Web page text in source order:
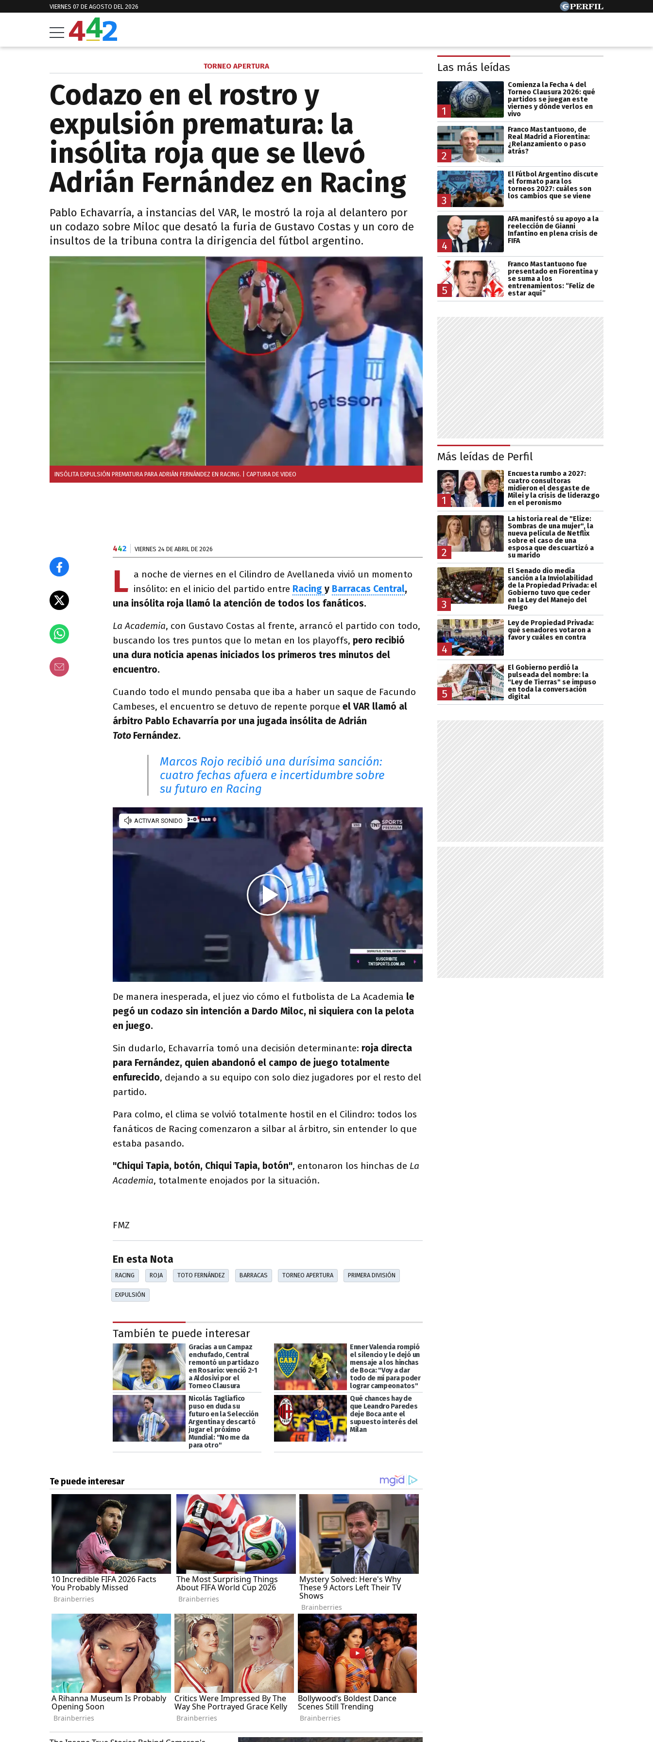
VIERNES 07 DE AGOSTO DEL 2026
TORNEO APERTURA
Codazo en el rostro y
expulsión prematura: la
insólita roja que se llevó
Adrián Fernández en Racing
Pablo Echavarría, a instancias del VAR, le mostró la roja al delantero por
un codazo sobre Miloc que desató la furia de Gustavo Costas y un coro de
insultos de la tribuna contra la dirigencia del fútbol argentino.
INSÓLITA EXPULSIÓN PREMATURA PARA ADRIÁN FERNÁNDEZ EN RACING. | CAPTURA DE VIDEO
442 VIERNES 24 DE ABRIL DE 2026
L a noche de viernes en el Cilindro de Avellaneda vivió un momento
insólito: en el inicio del partido entre Racing y Barracas Central,
una insólita roja llamó la atención de todos los fanáticos.
La Academia, con Gustavo Costas al frente, arrancó el partido con todo,
buscando los tres puntos que lo metan en los playoffs, pero recibió
una dura noticia apenas iniciados los primeros tres minutos del
encuentro.
Cuando todo el mundo pensaba que iba a haber un saque de Facundo
Cambeses, el encuentro se detuvo de repente porque el VAR llamó al
árbitro Pablo Echavarría por una jugada insólita de Adrián
Toto Fernández.
Marcos Rojo recibió una durísima sanción:
cuatro fechas afuera e incertidumbre sobre
su futuro en Racing
De manera inesperada, el juez vio cómo el futbolista de La Academia le
pegó un codazo sin intención a Dardo Miloc, ni siquiera con la pelota
en juego.
Sin dudarlo, Echavarría tomó una decisión determinante: roja directa
para Fernández, quien abandonó el campo de juego totalmente
enfurecido, dejando a su equipo con solo diez jugadores por el resto del
partido.
Para colmo, el clima se volvió totalmente hostil en el Cilindro: todos los
fanáticos de Racing comenzaron a silbar al árbitro, sin entender lo que
estaba pasando.
"Chiqui Tapia, botón, Chiqui Tapia, botón", entonaron los hinchas de La
Academia, totalmente enojados por la situación.
FMZ
En esta Nota
RACING ROJA TOTO FERNÁNDEZ BARRACAS TORNEO APERTURA PRIMERA DIVISIÓN
EXPULSIÓN
También te puede interesar
Gracias a un Campaz
enchufado, Central
remontó un partidazo
en Rosario: venció 2-1
a Aldosivi por el
Torneo Clausura
Enner Valencia rompió
el silencio y le dejó un
mensaje a los hinchas
de Boca: "Voy a dar
todo de mí para poder
lograr campeonatos"
Nicolás Tagliafico
puso en duda su
futuro en la Selección
Argentina y descartó
jugar el próximo
Mundial: "No me da
para otro"
Qué chances hay de
que Leandro Paredes
deje Boca ante el
supuesto interés del
Milan
Las más leídas
1
Comienza la Fecha 4 del
Torneo Clausura 2026: qué
partidos se juegan este
viernes y dónde verlos en
vivo
2
Franco Mastantuono, de
Real Madrid a Fiorentina:
¿Relanzamiento o paso
atrás?
3
El Fútbol Argentino discute
el formato para los
torneos 2027: cuáles son
los cambios que se viene
4
AFA manifestó su apoyo a la
reelección de Gianni
Infantino en plena crisis de
FIFA
5
Franco Mastantuono fue
presentado en Fiorentina y
se suma a los
entrenamientos: “Feliz de
estar aquí”
Más leídas de Perfil
1
Encuesta rumbo a 2027:
cuatro consultoras
midieron el desgaste de
Milei y la crisis de liderazgo
en el peronismo
2
La historia real de "Elize:
Sombras de una mujer", la
nueva película de Netflix
sobre el caso de una
esposa que descuartizó a
su marido
3
El Senado dio media
sanción a la Inviolabilidad
de la Propiedad Privada: el
Gobierno tuvo que ceder
en la Ley del Manejo del
Fuego
4
Ley de Propiedad Privada:
qué senadores votaron a
favor y cuáles en contra
5
El Gobierno perdió la
pulseada del nombre: la
"Ley de Tierras" se impuso
en toda la conversación
digital